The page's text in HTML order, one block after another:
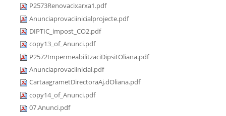
P2573Renovacixarxa1.pdf
Anunciaprovaciinicialprojecte.pdf
DIPTIC_impost_CO2.pdf
copy13_of_Anunci.pdf
P2572ImpermeabilitzaciDipsitOliana.pdf
Anunciaprovaciinicial.pdf
CartaagrametDirectoraAj.dOliana.pdf
copy14_of_Anunci.pdf
07.Anunci.pdf